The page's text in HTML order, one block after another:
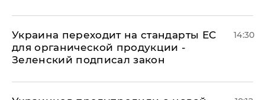
Украина переходит на стандарты ЕС
для органической продукции -
Зеленский подписал закон
14:30